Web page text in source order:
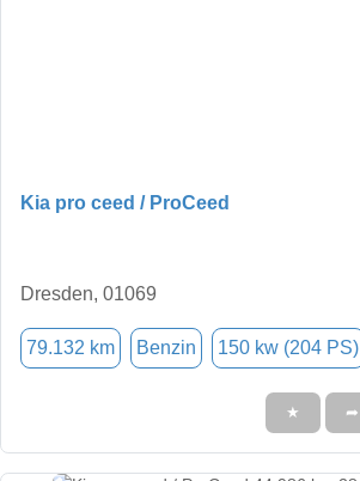
Kia pro ceed / ProCeed
Dresden, 01069
79.132 km Benzin 150 kw (204 PS)
★ ➦